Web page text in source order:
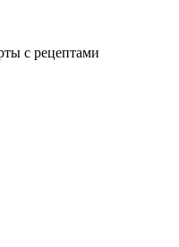
с рецептами